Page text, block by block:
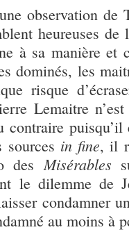
observation de
heureuses de
à sa manière et
dominés, les
risque
Lemaitre
puisqu’il
sources in fine, il
desMisérables
le dilemme de
condamner
au moins à